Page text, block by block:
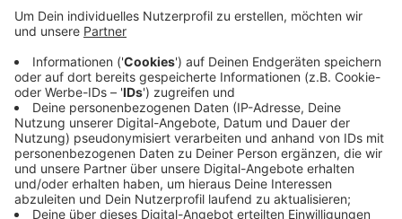
Bürgermeister Krützen hätte ihn sich am Hammerwerk
vorstellen können. Das NRW-Bauministerium ist aber
gegen den Standort und verweist auf den aktuellen
Bebauungsplan für das Gebiet. Der verbiete dort einen
entsprechenden großflächigen Einzelhandel, heißt es in
einem Brief an den Bürgermeister. Die Stadt solle
daher nach einem anderen geeigneteren Standort für
die Ansiedlung eines Elektromarkts suchen. Am
Dienstagabend ist das auch Thema im Grevenbroicher